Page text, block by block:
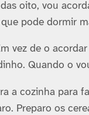
oito, vou
pode dormir
vez de o
Quando o
a cozinha para
Preparo os